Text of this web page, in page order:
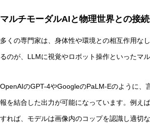
マルチモーダルAIと物理世界との接続
多くの専門家は、身体性や環境との相互作用な
るのが、LLMに視覚やロボット操作といったマ
OpenAIのGPT-4やGoogleのPaLM-Eのように、
報を結合した出力が可能になっています。例え
すれば、モデルは画像内のコップを認識し適切